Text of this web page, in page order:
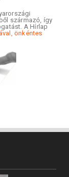
származó, így
A Hírlap
önkéntes